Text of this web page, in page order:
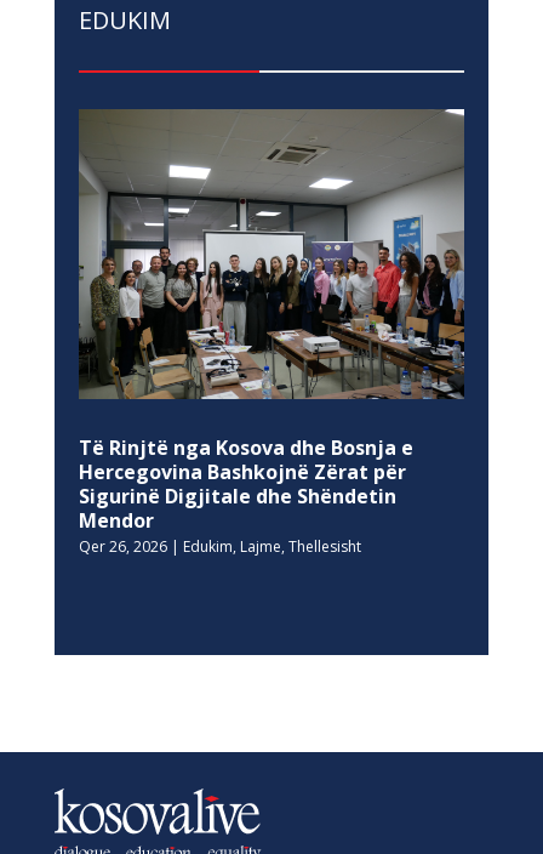
EDUKIM
Të Rinjtë nga Kosova dhe Bosnja e
Hercegovina Bashkojnë Zërat për
Sigurinë Digjitale dhe Shëndetin
Mendor
Qer 26, 2026| Edukim, Lajme, Thellesisht